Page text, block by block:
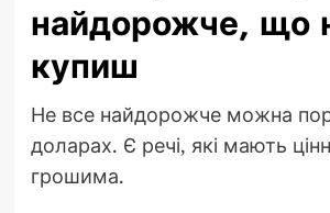
найдорожче, що
купиш
Не все найдорожче можна
доларах. Є речі, які мають
грошима.